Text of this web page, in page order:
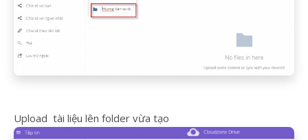
Upload tài liệu lên folder vừa tạo